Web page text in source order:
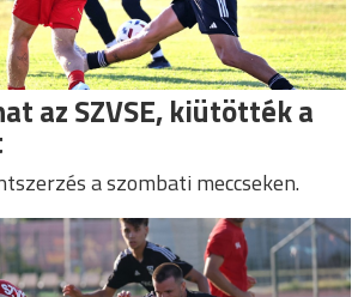
az SZVSE, kiütötték a
a szombati meccseken.